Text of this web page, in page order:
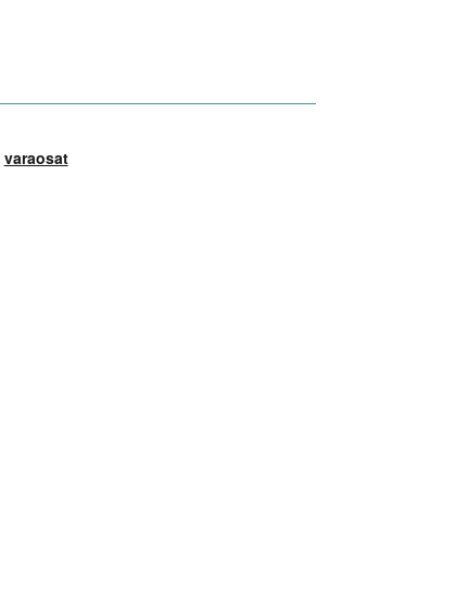
varaosat